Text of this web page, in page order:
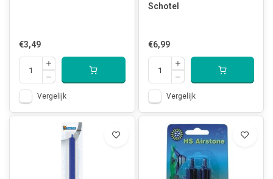
€3,49
Vergelijk
Schotel
€6,99
Vergelijk